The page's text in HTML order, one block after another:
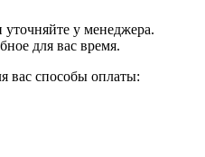
у менеджера.
для вас время.
вас способы оплаты: